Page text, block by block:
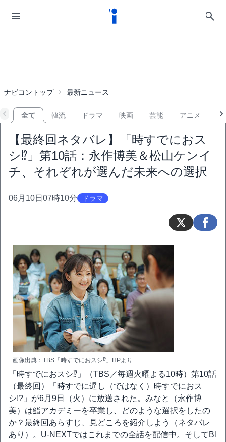
ナビコントップ 最新ニュース
全て 韓流 ドラマ 映画 芸能 アニメ
【最終回ネタバレ】「時すでにおス
シ⁉」第10話：永作博美＆松山ケンイ
チ、それぞれが選んだ未来への選択
06月10日07時10分 ドラマ
画像出典：TBS「時すでにおスシ⁉」HPより
「時すでにおスシ⁉」（TBS／毎週火曜よる10時）第10話
（最終回）「時すでに遅し（ではなく）時すでにおス
シ!?」が6月9日（火）に放送された。みなと（永作博
美）は鮨アカデミーを卒業し、どのような選択をしたの
か？最終回あらすじ、見どころを紹介しよう（ネタバレ
あり）。U-NEXTではこれまでの全話を配信中。そしてBl